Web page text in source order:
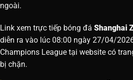
ngoài.
Link xem trực tiếp bóng đá Shanghai
diễn ra vào lúc 08:00 ngày 27/04/
Champions League tại website có
bị chặn.